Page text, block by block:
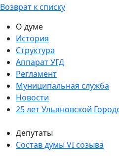
Возврат к списку
О думе
История
Структура
Аппарат УГД
Регламент
Муниципальная служба
Новости
25 лет Ульяновской
Депутаты
Состав думы VI созыва